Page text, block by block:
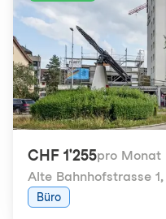
CHF 1'255pro Monat
Alte Bahnhofstrasse 1,
Büro